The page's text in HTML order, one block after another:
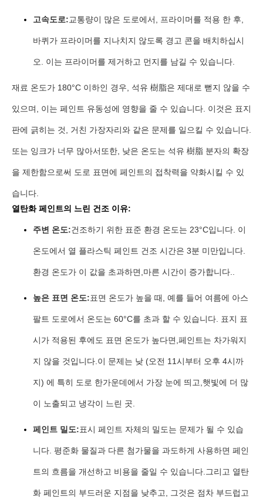
고속도로:교통량이 많은 도로에서, 프라이머를 적용 한 후,
바퀴가 프라이머를 지나치지 않도록 경고 콘을 배치하십시
오. 이는 프라이머를 제거하고 먼지를 남길 수 있습니다.
재료 온도가 180°C 이하인 경우, 석유 樹脂은 제대로 뻗지 않을 수
있으며, 이는 페인트 유동성에 영향을 줄 수 있습니다. 이것은 표지
판에 긁히는 것, 거친 가장자리와 같은 문제를 일으킬 수 있습니다.
또는 잉크가 너무 많아서또한, 낮은 온도는 석유 樹脂 분자의 확장
을 제한함으로써 도로 표면에 페인트의 접착력을 약화시킬 수 있
습니다.
열탄화 페인트의 느린 건조 이유:
주변 온도:건조하기 위한 표준 환경 온도는 23°C입니다. 이
온도에서 열 플라스틱 페인트 건조 시간은 3분 미만입니다.
환경 온도가 이 값을 초과하면,마른 시간이 증가합니다..
높은 표면 온도:표면 온도가 높을 때, 예를 들어 여름에 아스
팔트 도로에서 온도는 60°C를 초과 할 수 있습니다. 표지 표
시가 적용된 후에도 표면 온도가 높다면,페인트는 차가워지
지 않을 것입니다.이 문제는 낮 (오전 11시부터 오후 4시까
지) 에 특히 도로 한가운데에서 가장 눈에 띄고,햇빛에 더 많
이 노출되고 냉각이 느린 곳.
페인트 밀도:표시 페인트 자체의 밀도는 문제가 될 수 있습
니다. 평준화 물질과 다른 첨가물을 과도하게 사용하면 페인
트의 흐름을 개선하고 비용을 줄일 수 있습니다.그리고 열탄
화 페인트의 부드러운 지점을 낮추고, 그것은 점차 부드럽고